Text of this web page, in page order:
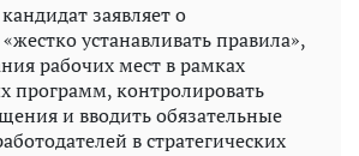
заявляет о
устанавливать правила»,
рабочих мест в рамках
программ, контролировать
и вводить обязательные
в стратегических